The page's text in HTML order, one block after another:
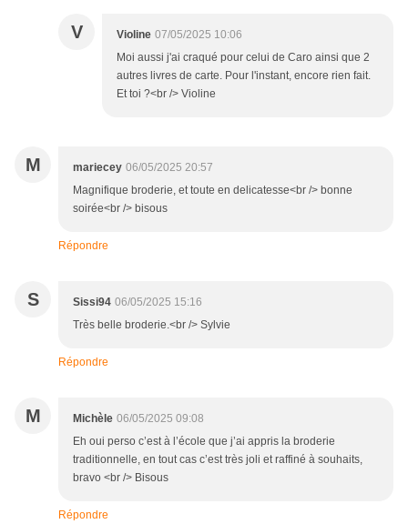
V Violine 07/05/2025 10:06
Moi aussi j'ai craqué pour celui de Caro ainsi que 2
autres livres de carte. Pour l'instant, encore rien fait.
Et toi ?<br /> Violine
M mariecey 06/05/2025 20:57
Magnifique broderie, et toute en delicatesse<br /> bonne
soirée<br /> bisous
Répondre
S Sissi94 06/05/2025 15:16
Très belle broderie.<br /> Sylvie
Répondre
M Michèle 06/05/2025 09:08
Eh oui perso c’est à l’école que j’ai appris la broderie
traditionnelle, en tout cas c’est très joli et raffiné à souhaits,
bravo <br /> Bisous
Répondre